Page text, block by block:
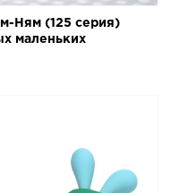
Ням (125 серия)
маленьких